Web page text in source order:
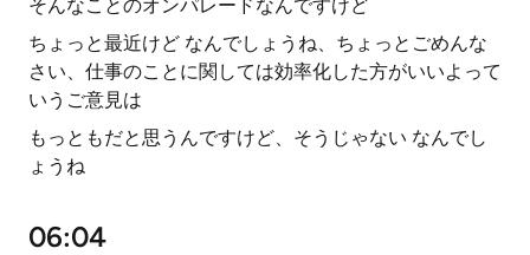
そんなことのオンパレードなんですけど
ちょっと最近けど なんでしょうね、ちょっとごめんな
さい、仕事のことに関しては効率化した方がいいよって
いうご意見は
もっともだと思うんですけど、そうじゃない なんでし
ょうね
06:04